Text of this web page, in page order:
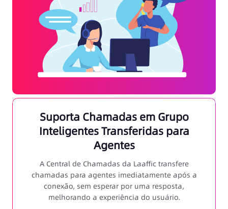
Suporta Chamadas em Grupo
Inteligentes Transferidas para
Agentes
A Central de Chamadas da Laaffic transfere
chamadas para agentes imediatamente após a
conexão, sem esperar por uma resposta,
melhorando a experiência do usuário.